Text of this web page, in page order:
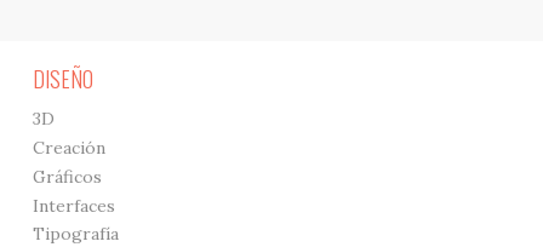
DISEÑO
3D
Creación
Gráficos
Interfaces
Tipografía